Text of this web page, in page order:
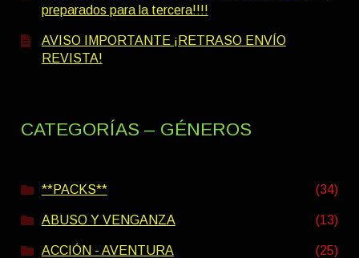
preparados para la tercera!!!!
AVISO IMPORTANTE ¡RETRASO ENVÍO
REVISTA!
CATEGORÍAS – GÉNEROS
**PACKS** (34)
ABUSO Y VENGANZA (13)
ACCIÓN - AVENTURA (25)